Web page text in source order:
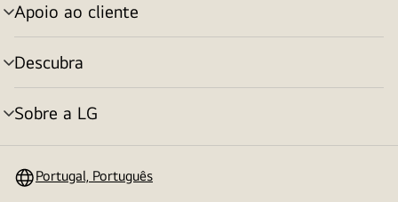
Apoio ao cliente
alternar
menu
Descubra
alternar
menu
Sobre a LG
alternar
Portugal, Português